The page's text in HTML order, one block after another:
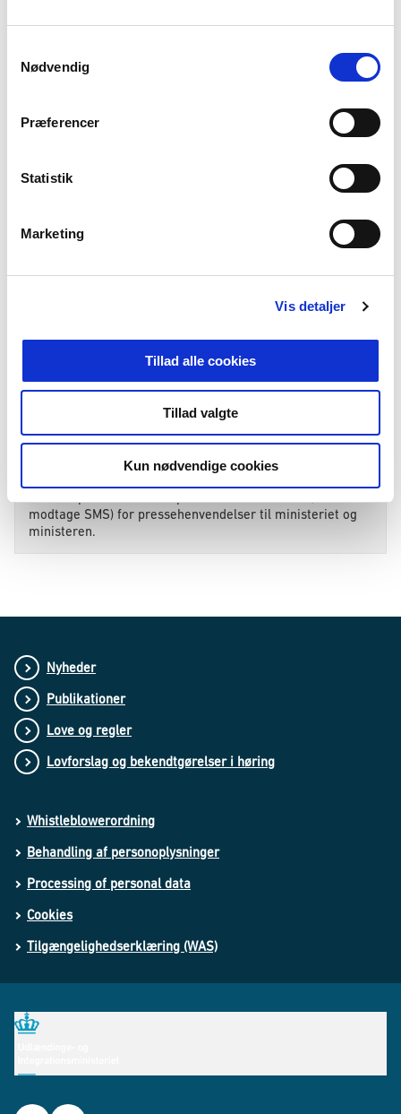
Nødvendig
Præferencer
Statistik
Marketing
Vis detaljer
Tillad alle cookies
Tillad valgte
Kun nødvendige cookies
E-Mail*
personoplysninger
Ved at tilmelde mig som abonnent accepterer jeg, at Udlændinge- og
nyheder til mig. Den slettes, hvis jeg framelder mig.
Yderligere oplysninger
modtage SMS) for pressehenvendelser til ministeriet og
ministeren.
Nyheder
Publikationer
Love og regler
Lovforslag og bekendtgørelser i høring
Whistleblowerordning
Behandling af personoplysninger
Processing of personal data
Cookies
Tilgængelighedserklæring (WAS)